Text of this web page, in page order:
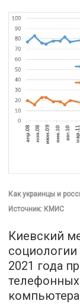
Как украинцы и
Источник: КМИС
Киевский
2021 года